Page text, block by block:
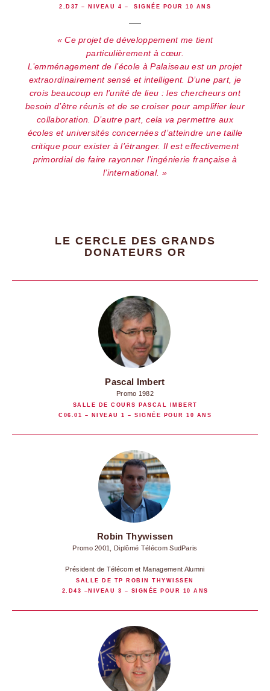
2.D37 – NIVEAU 4 – SIGNÉE POUR 10 ANS
Ce projet de développement me tient
particulièrement à cœur.
L’emménagement de l’école à Palaiseau est un projet
extraordinairement sensé et intelligent. D’une part, je
crois beaucoup en l’unité de lieu : les chercheurs ont
besoin d’être réunis et de se croiser pour amplifier leur
collaboration. D’autre part, cela va permettre aux
écoles et universités concernées d’atteindre une taille
critique pour exister à l’étranger. Il est effectivement
primordial de faire rayonner l’ingénierie française à
l’international.
LE CERCLE DES GRANDS
DONATEURS OR
Pascal Imbert
Promo 1982
SALLE DE COURS PASCAL IMBERT
C06.01 – NIVEAU 1 – SIGNÉE POUR 10 ANS
Robin Thywissen
Promo 2001, Diplômé Télécom SudParis
Président de Télécom et Management Alumni
SALLE DE TP ROBIN THYWISSEN
2.D43 –NIVEAU 3 – SIGNÉE POUR 10 ANS